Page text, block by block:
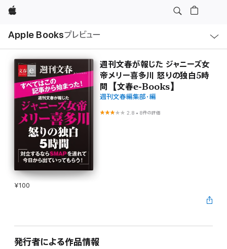
Apple
Apple Booksプレビュー
ル
週刊文春が報じた ジャニーズ女
帝メリー喜多川 怒りの独白5時
間【文春e-Books】
週刊文春編集部・編
2.8 • 8件の評価
¥100
発行者による作品情報